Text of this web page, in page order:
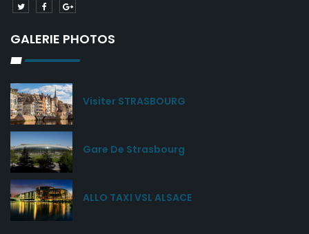
GALERIE PHOTOS
Visiter STRASBOURG
Gare De Strasbourg
ALLO TAXI VSL ALSACE